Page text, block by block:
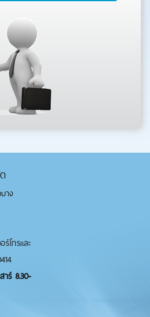
าง
โทรและ
าร์ 8.30-